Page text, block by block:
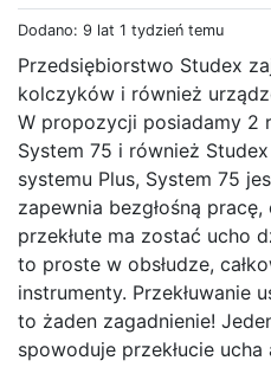
Dodano: 9 lat 1 tydzień temu
Przedsiębiorstwo Studex
kolczyków i również
W propozycji posiadamy 2
System 75 i również
systemu Plus, System 75
zapewnia bezgłośną
przekłute ma zostać ucho
to proste w obsłudze,
instrumenty. Przekłuwanie
to żaden zagadnienie!
spowoduje przekłucie